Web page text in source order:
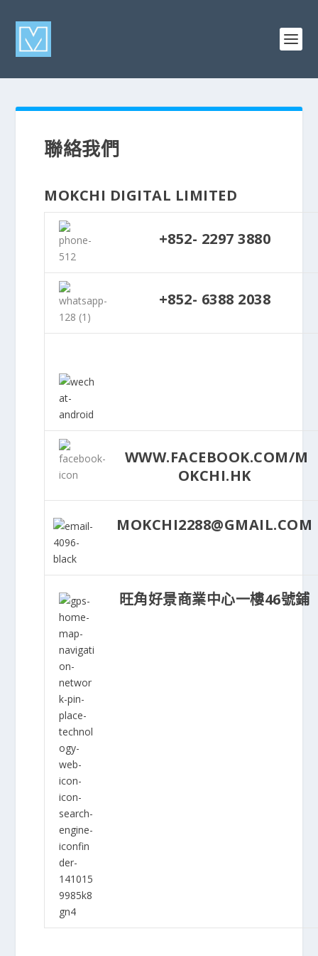
聯絡我們
MOKCHI DIGITAL LIMITED
+852- 2297 3880
+852- 6388 2038
WWW.FACEBOOK.COM/M
OKCHI.HK
MOKCHI2288@GMAIL.COM
旺角好景商業中心一樓46號鋪